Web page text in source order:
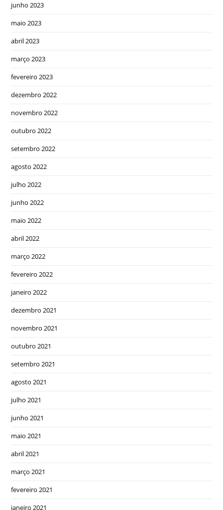
junho 2023
maio 2023
abril 2023
março 2023
fevereiro 2023
dezembro 2022
novembro 2022
outubro 2022
setembro 2022
agosto 2022
julho 2022
junho 2022
maio 2022
abril 2022
março 2022
fevereiro 2022
janeiro 2022
dezembro 2021
novembro 2021
outubro 2021
setembro 2021
agosto 2021
julho 2021
junho 2021
maio 2021
abril 2021
março 2021
fevereiro 2021
janeiro 2021